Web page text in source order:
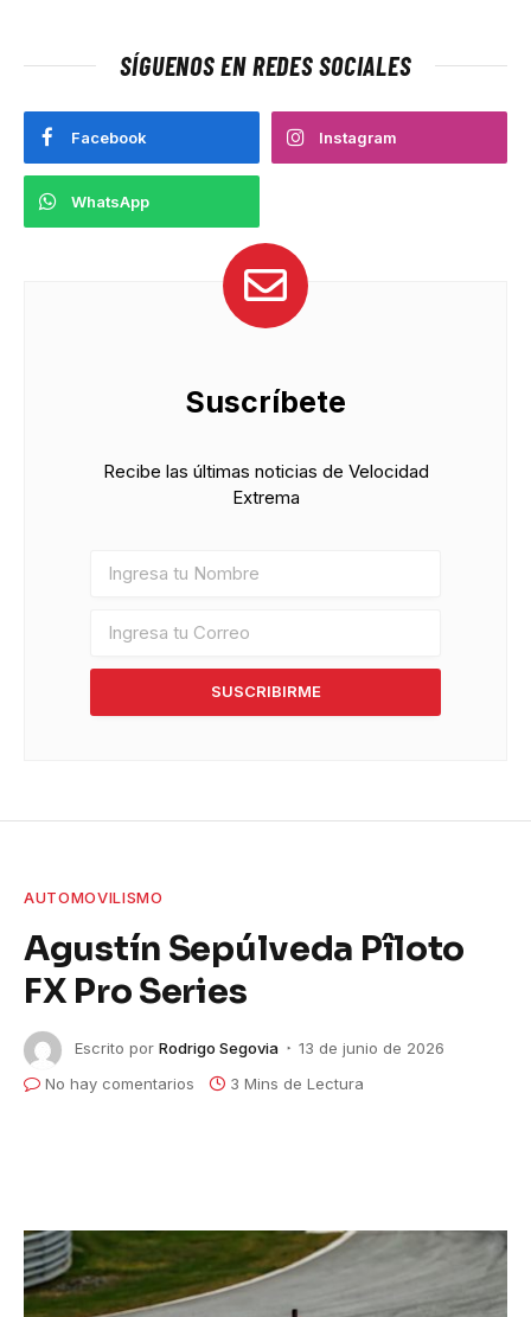
SÍGUENOS EN REDES SOCIALES
Facebook Instagram
WhatsApp
Suscríbete
Recibe las últimas noticias de Velocidad
Extrema
SUSCRIBIRME
AUTOMOVILISMO
Agustín Sepúlveda Pîloto
FX Pro Series
Escrito por Rodrigo Segovia
13 de junio de 2026
No hay comentarios
3 Mins de Lectura